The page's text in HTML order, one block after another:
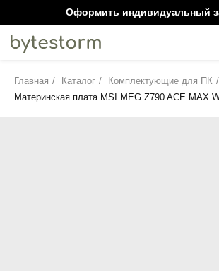
Оформить индивидуальный
Главная / Каталог / Комплектующие для ПК /
Материнская плата MSI MEG Z790 ACE MAX